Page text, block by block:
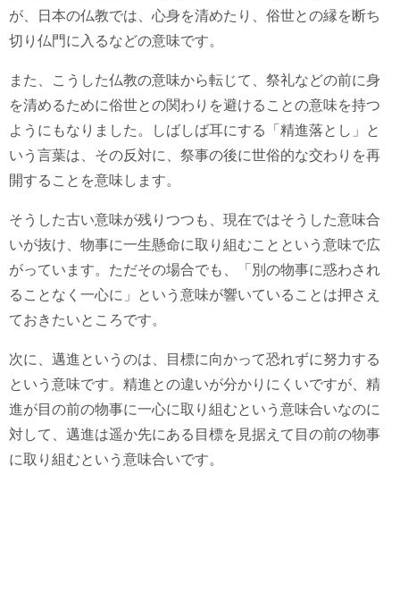
が、日本の仏教では、心身を清めたり、俗世との縁を断ち
切り仏門に入るなどの意味です。
また、こうした仏教の意味から転じて、祭礼などの前に身
を清めるために俗世との関わりを避けることの意味を持つ
ようにもなりました。しばしば耳にする「精進落とし」と
いう言葉は、その反対に、祭事の後に世俗的な交わりを再
開することを意味します。
そうした古い意味が残りつつも、現在ではそうした意味合
いが抜け、物事に一生懸命に取り組むことという意味で広
がっています。ただその場合でも、「別の物事に惑わされ
ることなく一心に」という意味が響いていることは押さえ
ておきたいところです。
次に、邁進というのは、目標に向かって恐れずに努力する
という意味です。精進との違いが分かりにくいですが、精
進が目の前の物事に一心に取り組むという意味合いなのに
対して、邁進は遥か先にある目標を見据えて目の前の物事
に取り組むという意味合いです。